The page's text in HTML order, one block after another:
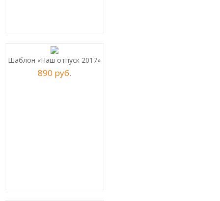
Шаблон «Наш отпуск 2017»
890 руб.